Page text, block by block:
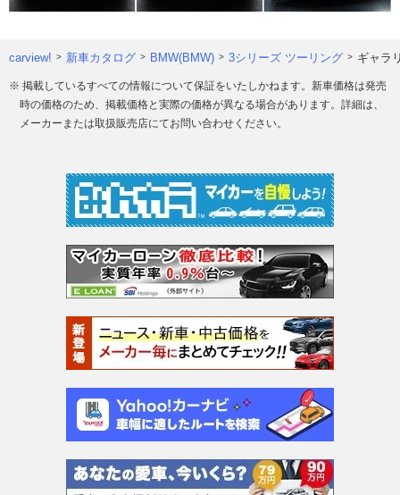
carview! 新車カタログ BMW(BMW) 3シリーズ ツーリング ギャラ
※ 掲載しているすべての情報について保証をいたしかねます。新車価格は発売
時の価格のため、掲載価格と実際の価格が異なる場合があります。詳細は、
メーカーまたは取扱販売店にてお問い合わせください。